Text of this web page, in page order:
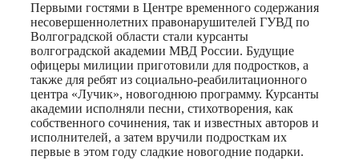
Первыми гостями в Центре временного содержания
несовершеннолетних правонарушителей ГУВД по
Волгоградской области стали курсанты
волгоградской академии МВД России. Будущие
офицеры милиции приготовили для подростков, а
также для ребят из социально-реабилитационного
центра «Лучик», новогоднюю программу. Курсанты
академии исполняли песни, стихотворения, как
собственного сочинения, так и известных авторов и
исполнителей, а затем вручили подросткам их
первые в этом году сладкие новогодние подарки.